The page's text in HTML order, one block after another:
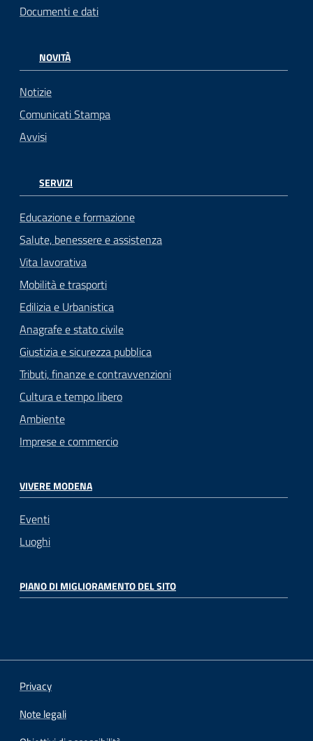
Documenti e dati
NOVITÀ
Notizie
Comunicati Stampa
Avvisi
SERVIZI
Educazione e formazione
Salute, benessere e assistenza
Vita lavorativa
Mobilità e trasporti
Edilizia e Urbanistica
Anagrafe e stato civile
Giustizia e sicurezza pubblica
Tributi, finanze e contravvenzioni
Cultura e tempo libero
Ambiente
Imprese e commercio
VIVERE MODENA
Eventi
Luoghi
PIANO DI MIGLIORAMENTO DEL SITO
Privacy
Note legali